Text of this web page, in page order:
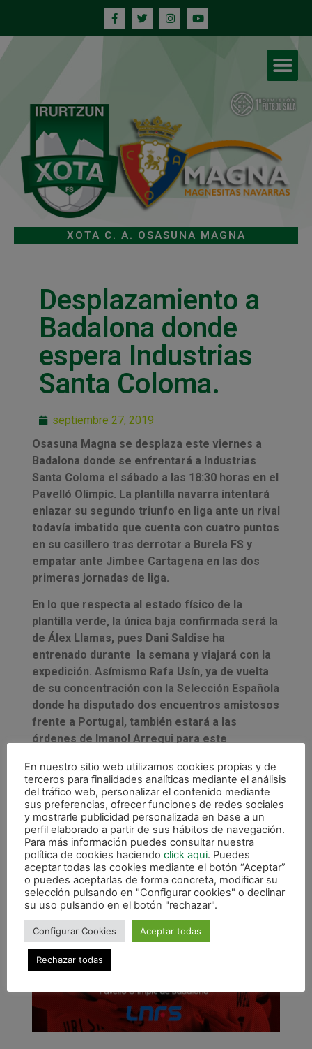
XOTA C. A. OSASUNA MAGNA
Desplazamiento a
Badalona donde
espera Industrias
Santa Coloma.
septiembre 27, 2019
Osasuna Magna se desplaza este viernes a
Badalona donde se enfrentará a Industrias
Santa Coloma el sábado a las 18:30 horas en el
Pavelló Olimpic. La plantilla navarra intentará
enlazar su segundo triunfo en liga ante un rival
todavía imbatido que cuenta con cuatro puntos
en su casillero tras derrotar a Burela FS y
empatar ante Jimbee Cartagena en las dos
primeras jornadas de liga.
En lo que respecta al estado físico de la
plantilla verde, la única baja confirmada será la
de Álex Llamas, pues Dani Saldise ha
entrenado durante la semana y viajará con la
expedición. Asímismo Rafa Usín, ya de vuelta
de su concentración con la Selección Española
donde ha disputado dos encuentros amistosos
frente a Portugal, también estará a las
órdenes de Imanol Arregui para este
dos jugadores juveniles Íñigo Fernández y Ion
Cerviño, noticia esta semana por haber sido el
jugador más joven en debutar en primera
división en la historia del CD Xota FS, con tan
sólo 15 años.
En nuestro sitio web utilizamos cookies propias y de
terceros para finalidades analíticas mediante el análisis
del tráfico web, personalizar el contenido mediante
sus preferencias, ofrecer funciones de redes sociales
y mostrarle publicidad personalizada en base a un
perfil elaborado a partir de sus hábitos de navegación.
Para más información puedes consultar nuestra
política de cookies haciendo click aqui. Puedes
aceptar todas las cookies mediante el botón “Aceptar”
o puedes aceptarlas de forma concreta, modificar su
selección pulsando en "Configurar cookies" o declinar
su uso pulsando en el botón "rechazar".
Configurar Cookies Aceptar todas
Rechazar todas